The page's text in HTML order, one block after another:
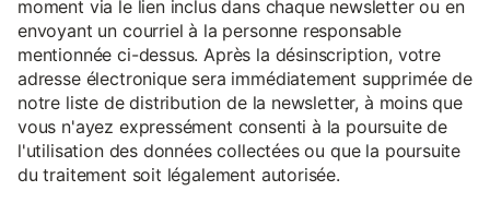
moment via le lien inclus dans chaque newsletter ou en
envoyant un courriel à la personne responsable
mentionnée ci-dessus. Après la désinscription, votre
adresse électronique sera immédiatement supprimée de
notre liste de distribution de la newsletter, à moins que
vous n'ayez expressément consenti à la poursuite de
l'utilisation des données collectées ou que la poursuite
du traitement soit légalement autorisée.